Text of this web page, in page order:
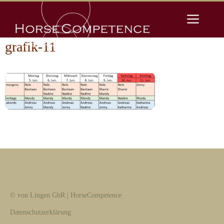
springen
grafik-11
© von Lingen GbR | HorseCompetence
Datenschutzerklärung